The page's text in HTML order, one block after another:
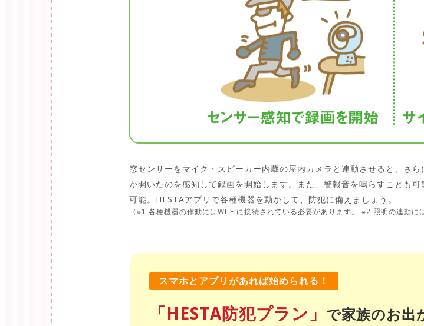
窓センサーをマイク・スピーカー内蔵の屋内カメラと連動させると、さ
が開いたのを感知して録画を開始します。また、警報音を鳴らすことも
可能。HESTAアプリで各種機器を動かして、防犯に備えましょう。
（※1 各種機器の作動にはWI-FIに接続されている必要があります。 ※2 照明の連動に
スマホとアプリがあれば始められる！
「HESTA防犯プラン」 で家族のお出